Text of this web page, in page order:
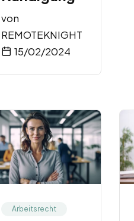
von
REMOTEKNIGHT
15/02/2024
Arbeitsrecht